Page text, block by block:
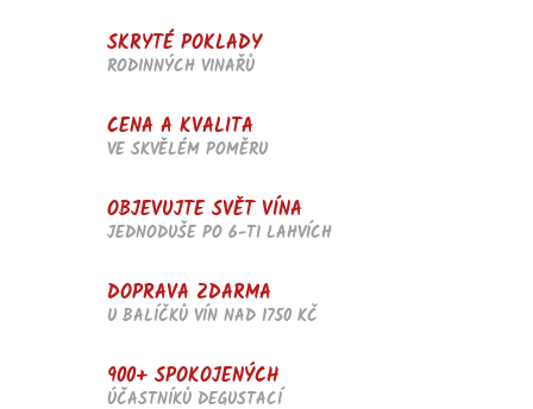
s
SKRYTÉ POKLADY
RODINNÝCH VINAŘŮ
CENA A KVALITA
VE SKVĚLÉM POMĚRU
OBJEVUJTE SVĚT VÍNA
JEDNODUŠE PO 6-TI LAHVÍCH
DOPRAVA ZDARMA
U BALÍČKŮ VÍN NAD 1750 KČ
900+ SPOKOJENÝCH
ÚČASTNÍKŮ DEGUSTACÍ